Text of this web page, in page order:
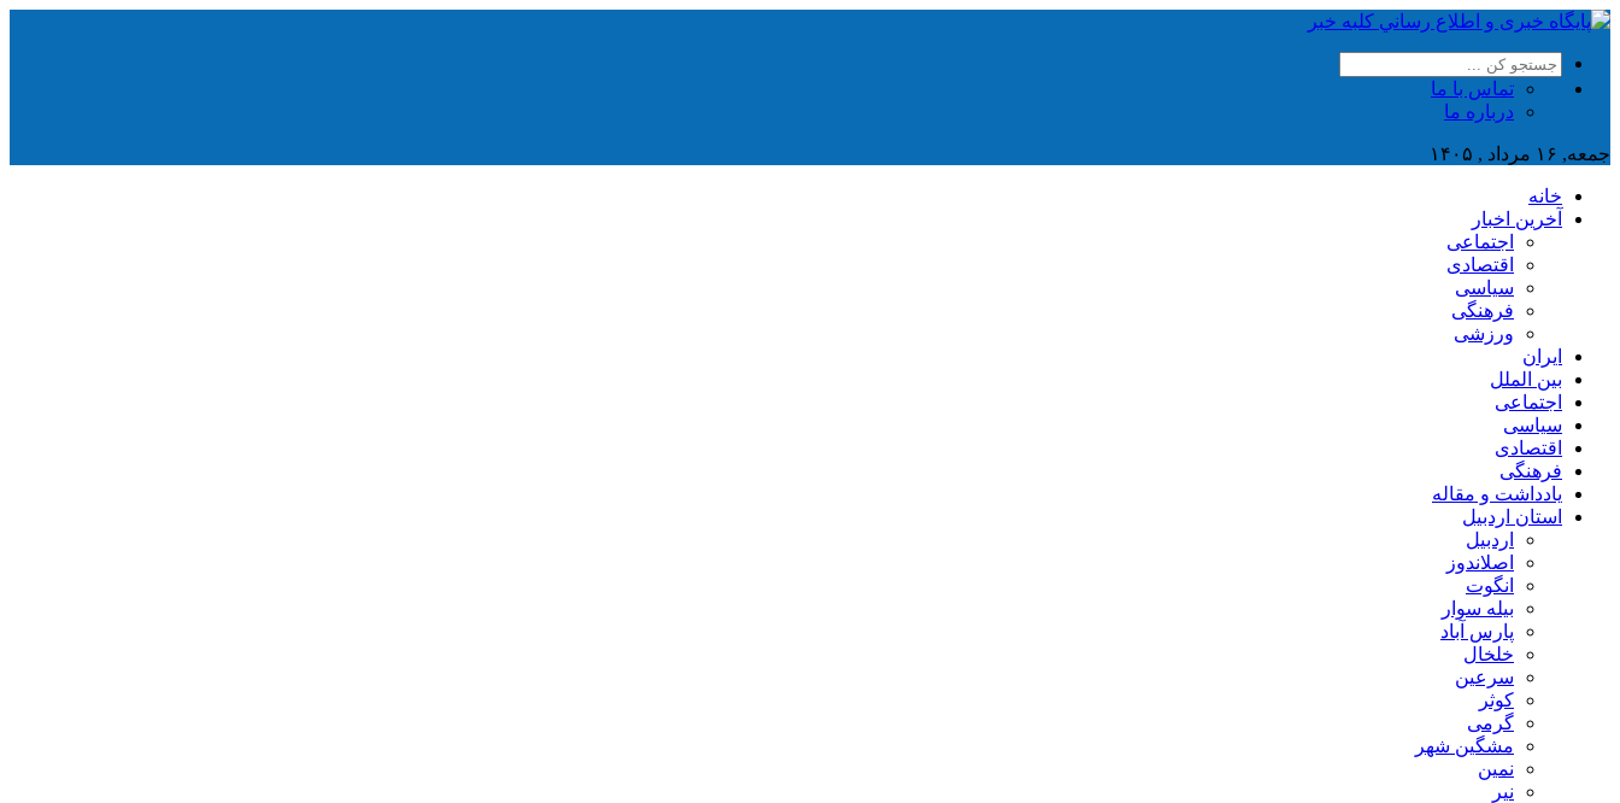
تماس با ما
درباره ما
جمعه, ۱۶ مرداد , ۱۴۰۵
خانه
آخرین اخبار
اجتماعی
اقتصادی
سیاسی
فرهنگی
ورزشی
ایران
بین الملل
اجتماعی
سیاسی
اقتصادی
فرهنگی
یادداشت و مقاله
استان اردبیل
اردبیل
اصلاندوز
انگوت
بیله سوار
پارس آباد
خلخال
سرعین
کوثر
گرمی
مشگین شهر
نمین
نیر